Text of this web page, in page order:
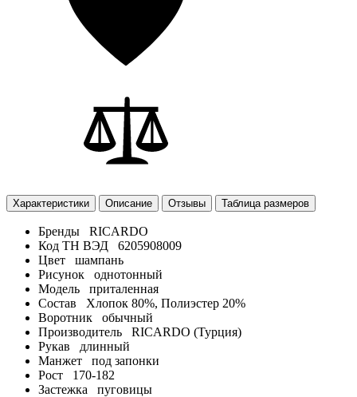
Характеристики Описание Отзывы Таблица размеров
Бренды
RICARDO
Код ТН ВЭД
6205908009
Цвет
шампань
Рисунок
однотонный
Модель
приталенная
Состав
Хлопок 80%, Полиэстер 20%
Воротник
обычный
Производитель
RICARDO (Турция)
Рукав
длинный
Манжет
под запонки
Рост
170-182
Застежка
пуговицы